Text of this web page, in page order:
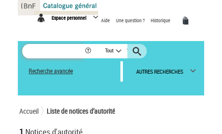
Espace personnel Aide Une question ? Historique
Tout
Recherche avancée AUTRES RECHERCHES
Accueil Liste de notices d’autorité
Panneau de gestion des cookies